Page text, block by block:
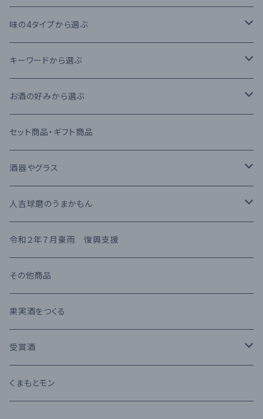
本格芋焼酎
本格麦焼酎
原酒
リキュール
果実酒
梅酒
熊本県産 日本酒
大石酒造場
木下醸造所
寿福酒造場
常楽酒造
繊月酒造
高田酒造場
高橋酒造
堤酒造
恒松酒造
豊永酒造
鳥飼酒造
味の4タイプから選ぶ
フレーバータイプ
ライトタイプ
リッチタイプ
キャラクタータイプ
キーワードから選ぶ
減圧蒸留法
常圧蒸留法
樽熟成
長期熟成古酒 3年以上
長期熟成古酒 10年以上
受賞酒
アルコール度数 30%以上
アルコール度数 20%未満
アルコール度数 25%前後
お酒の好みから選ぶ
日本酒
吟醸酒
芋焼酎
麦焼酎
ウイスキー
ブランデー
カクテル
ワイン
セット商品・ギフト商品
酒器やグラス
RIEDEL
KIHARA
人吉球磨のうまかもん
お茶・飲み物
味噌・醤油・調味料
お菓子
お酒のおつまみ
令和２年７月豪雨 復興支援
その他商品
果実酒をつくる
受賞酒
Kura Master 2023
くまもとモン